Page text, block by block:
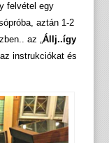
felvétel egy
aztán 1-2
az „Állj..így
instrukciókat és